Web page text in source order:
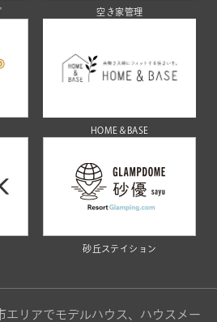
空き家管理
HOME＆BASE
砂丘ステイション
エリアでモデルハウス、ハウスメー